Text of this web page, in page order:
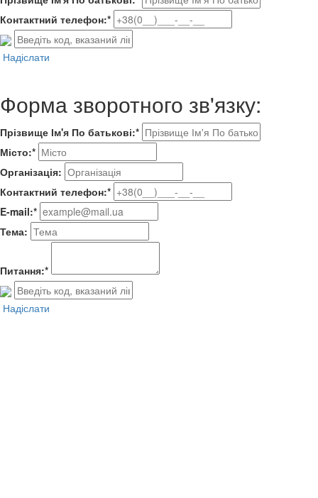
Контактний телефон:*
Надіслати
Форма зворотного зв'язку:
Прізвище Ім'я По батькові:*
Місто:*
Організація:
Контактний телефон:*
E-mail:*
Тема:
Питання:*
Надіслати